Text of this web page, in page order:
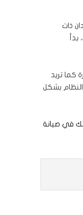
ذات
بدأ
كما تريد
بشكل
في صيانة